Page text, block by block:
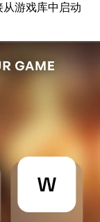
从游戏库中启动